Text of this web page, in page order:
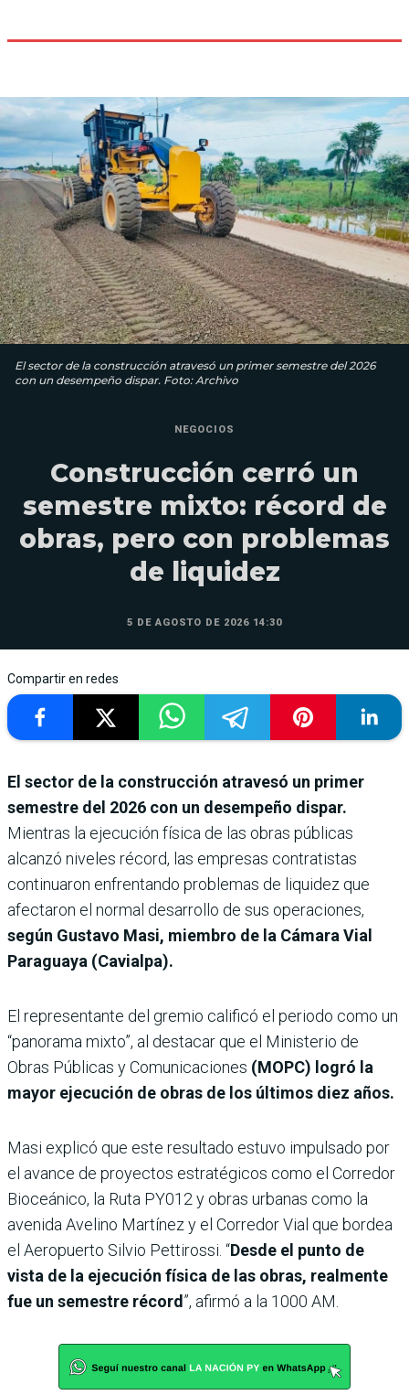
El sector de la construcción atravesó un primer semestre del 2026
con un desempeño dispar. Foto: Archivo
NEGOCIOS
Construcción cerró un
semestre mixto: récord de
obras, pero con problemas
de liquidez
5 DE AGOSTO DE 2026 14:30
Compartir en redes
El sector de la construcción atravesó un primer
semestre del 2026 con un desempeño dispar.
Mientras la ejecución física de las obras públicas
alcanzó niveles récord, las empresas contratistas
continuaron enfrentando problemas de liquidez que
afectaron el normal desarrollo de sus operaciones,
según Gustavo Masi, miembro de la Cámara Vial
Paraguaya (Cavialpa).
El representante del gremio calificó el periodo como un
“panorama mixto”, al destacar que el Ministerio de
Obras Públicas y Comunicaciones (MOPC) logró la
mayor ejecución de obras de los últimos diez años.
Masi explicó que este resultado estuvo impulsado por
el avance de proyectos estratégicos como el Corredor
Bioceánico, la Ruta PY012 y obras urbanas como la
avenida Avelino Martínez y el Corredor Vial que bordea
el Aeropuerto Silvio Pettirossi. “Desde el punto de
vista de la ejecución física de las obras, realmente
fue un semestre récord”, afirmó a la 1000 AM.